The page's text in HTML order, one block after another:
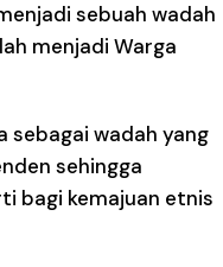
sebuah wadah
menjadi Warga
sebagai wadah yang
sehingga
bagi kemajuan etnis